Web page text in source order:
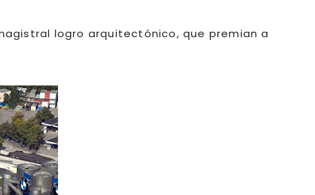
logro arquitectónico, que premian a